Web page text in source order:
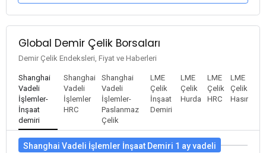
Global Demir Çelik Borsaları
Demir Çelik Endeksleri, Fiyat ve Haberleri
Shanghai
Vadeli
İşlemler-
İnşaat
demiri
Shanghai
Vadeli
İşlemler
HRC
Shanghai
Vadeli
İşlemler-
Paslanmaz
Çelik
LME
Çelik
İnşaat
Demiri
LME
Çelik
Hurda
LME
Çelik
HRC
LME
Çelik
Hasır
Shanghai Vadeli İşlemler İnşaat Demiri 1 ay vadeli